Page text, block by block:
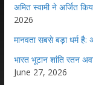
अमित स्वामी ने अर्जित
2026
मानवता सबसे बड़ा धर्म है:
भारत भूटान शांति रतन
June 27, 2026